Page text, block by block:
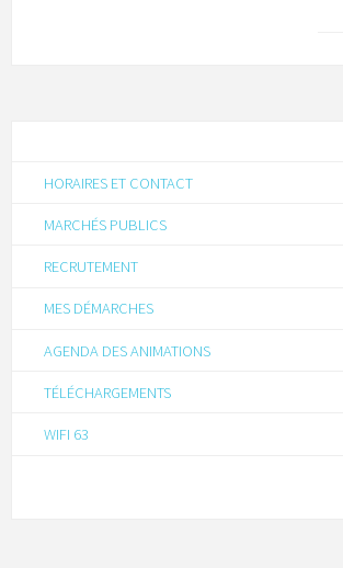
HORAIRES ET CONTACT
MARCHÉS PUBLICS
RECRUTEMENT
MES DÉMARCHES
AGENDA DES ANIMATIONS
TÉLÉCHARGEMENTS
WIFI 63